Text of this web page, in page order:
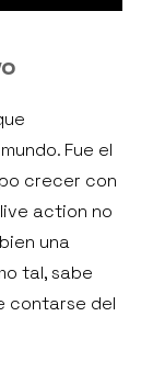
Fue el
crecer con
action no
una
tal, sabe
contarse del